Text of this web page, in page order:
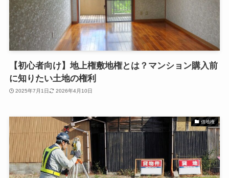
【初心者向け】地上権敷地権とは？マンション購入前
に知りたい土地の権利
2025年7月1日 2026年4月10日
借地権